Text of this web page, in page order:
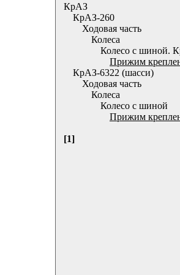
КрАЗ
КрАЗ-260
Ходовая часть
Колеса
Колесо с шиной.
Прижим
КрАЗ-6322 (шасси)
Ходовая часть
Колеса
Колесо с шиной
Прижим
[1]